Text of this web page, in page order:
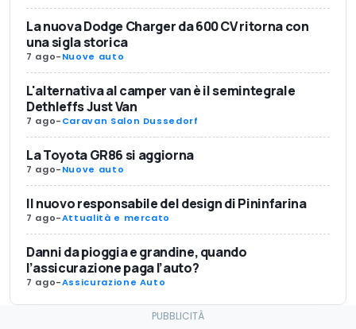
La nuova Dodge Charger da 600 CV ritorna con
una sigla storica
7 ago-Nuove auto
L'alternativa al camper van è il semintegrale
Dethleffs Just Van
7 ago-Caravan Salon Dussedorf
La Toyota GR86 si aggiorna
7 ago-Nuove auto
Il nuovo responsabile del design di Pininfarina
7 ago-Attualità e mercato
Danni da pioggia e grandine, quando
l’assicurazione paga l’auto?
7 ago-Assicurazione Auto